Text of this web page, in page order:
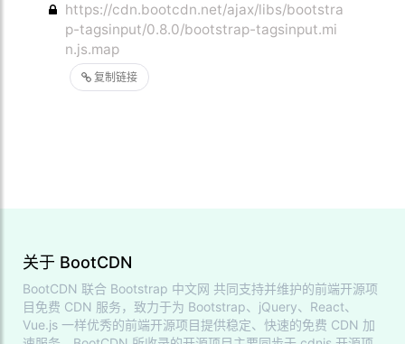
复制链接
https://cdn.bootcdn.net/ajax/libs/bootstra
p-tagsinput/0.8.0/bootstrap-tagsinput.mi
n.js.map
关于 BootCDN
BootCDN 联合 Bootstrap 中文网 共同支持并维护的前端开源项
目免费 CDN 服务，致力于为 Bootstrap、jQuery、React、
Vue.js 一样优秀的前端开源项目提供稳定、快速的免费 CDN 加